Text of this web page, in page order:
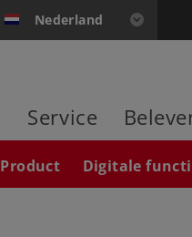
Nederland
Service
Product Digitale